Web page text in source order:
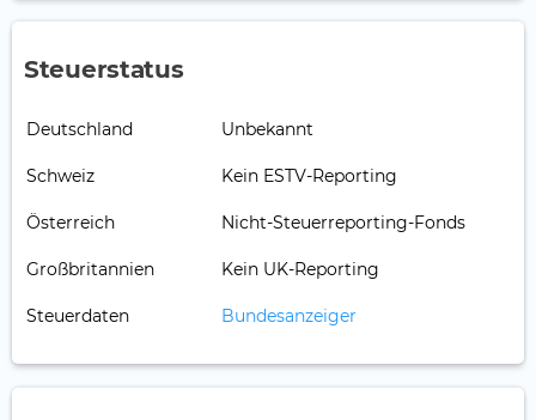
Steuerstatus
Deutschland Unbekannt
Schweiz Kein ESTV-Reporting
Österreich Nicht-Steuerreporting-Fonds
Großbritannien Kein UK-Reporting
Steuerdaten Bundesanzeiger